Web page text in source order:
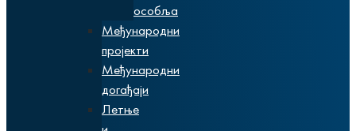
особља
Међународни
пројекти
Међународни
догађаји
Летње